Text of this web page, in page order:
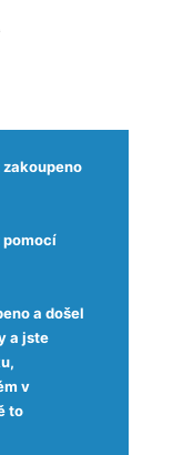
pomocí
a došel
a jste
v
to